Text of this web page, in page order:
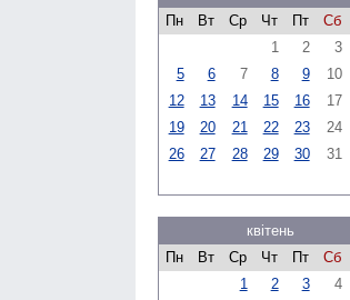
Пн
Вт Ср Чт Пт Сб
1
2 3
5
6 7 8 9 10
12
13 14 15 16 17
19
20 21 22 23 24
26
27 28 29 30 31
квітень
Пн
Вт Ср Чт Пт Сб
1
2 3 4